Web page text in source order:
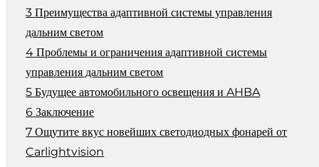
Преимущества адаптивной системы управления
дальним светом
Проблемы и ограничения адаптивной системы
управления дальним светом
Будущее автомобильного освещения и AHBA
Заключение
Ощутите вкус новейших светодиодных фонарей от
Carlightvision